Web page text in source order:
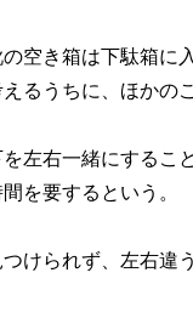
空き箱は下駄箱に
るうちに、ほかの
左右一緒にするこ
を要するという。
つけられず、左右